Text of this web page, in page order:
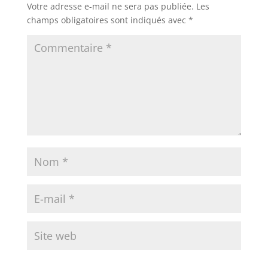
Votre adresse e-mail ne sera pas publiée. Les
champs obligatoires sont indiqués avec *